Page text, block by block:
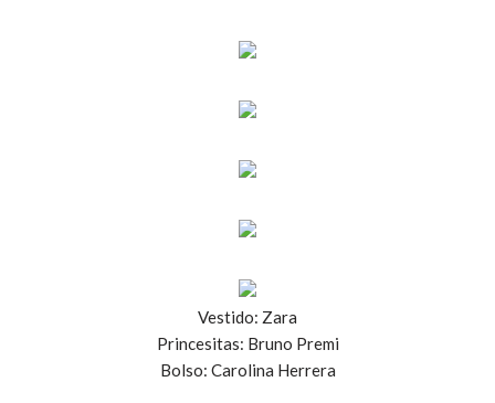
Vestido: Zara
Princesitas: Bruno Premi
Bolso: Carolina Herrera